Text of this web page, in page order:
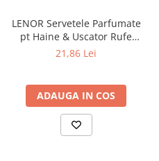
LENOR Servetele Parfumate
pt Haine & Uscator Rufe
SPRING AWAKENING 34 buc
21,86 Lei
ADAUGA IN COS